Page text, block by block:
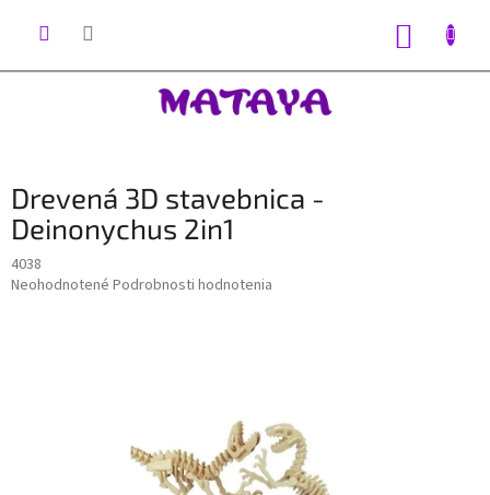
Drevená 3D stavebnica -
Deinonychus 2in1
4038
Priemerné
Neohodnotené Podrobnosti hodnotenia